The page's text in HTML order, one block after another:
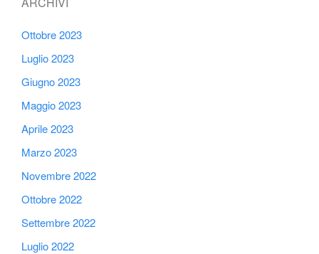
Ottobre 2023
Luglio 2023
Giugno 2023
Maggio 2023
Aprile 2023
Marzo 2023
Novembre 2022
Ottobre 2022
Settembre 2022
Luglio 2022